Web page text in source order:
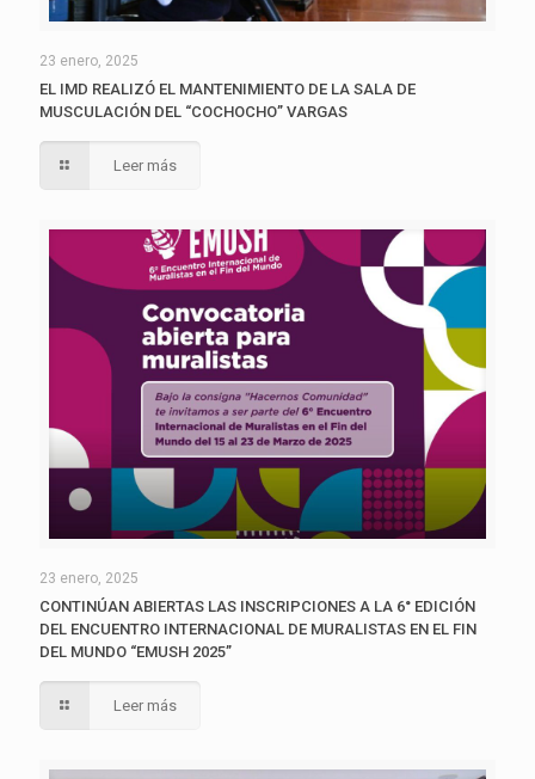
23 enero, 2025
EL IMD REALIZÓ EL MANTENIMIENTO DE LA SALA DE
MUSCULACIÓN DEL “COCHOCHO” VARGAS
Leer más
23 enero, 2025
CONTINÚAN ABIERTAS LAS INSCRIPCIONES A LA 6° EDICIÓN
DEL ENCUENTRO INTERNACIONAL DE MURALISTAS EN EL FIN
DEL MUNDO “EMUSH 2025”
Leer más